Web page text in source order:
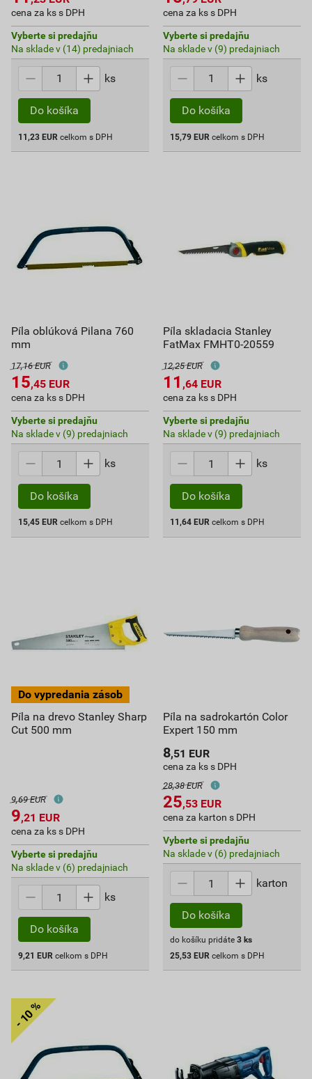
cena za ks s DPH
Vyberte si predajňu
Na sklade v (14) predajniach
ks
Do košíka
11,23 EUR celkom s DPH
cena za ks s DPH
Vyberte si predajňu
Na sklade v (9) predajniach
ks
Do košíka
15,79 EUR celkom s DPH
Píla oblúková Pilana 760
mm
17,16 EUR
15,45 EUR
cena za ks s DPH
Vyberte si predajňu
Na sklade v (9) predajniach
ks
Do košíka
15,45 EUR celkom s DPH
Píla skladacia Stanley
FatMax FMHT0-20559
12,25 EUR
11 ,64 EUR
cena za ks s DPH
Vyberte si predajňu
Na sklade v (9) predajniach
ks
Do košíka
11,64 EUR celkom s DPH
Píla na drevo Stanley Sharp
Cut 500 mm
9,69 EUR
9,21 EUR
cena za ks s DPH
Vyberte si predajňu
Na sklade v (6) predajniach
ks
Do košíka
9,21 EUR celkom s DPH
Píla na sadrokartón Color
Expert 150 mm
8,51 EUR
cena za ks s DPH
28,38 EUR
25,53 EUR
cena za karton s DPH
Vyberte si predajňu
Na sklade v (6) predajniach
karton
Do košíka
do košíku pridáte 3 ks
25,53 EUR celkom s DPH